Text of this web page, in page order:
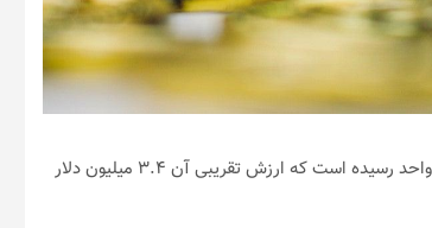
تعداد موقعیت‌های شورت (فروش) دوج کوین در صرافی بیت‌فینکس به ۱۵.۹ میلیون واحد رسیده است که ارزش تقریبی آن ۳.۴ میلیون دلار